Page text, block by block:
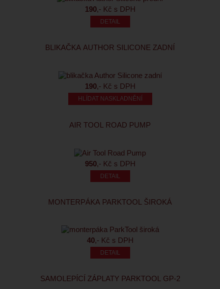
190,- Kč s DPH
BLIKAČKA AUTHOR SILICONE ZADNÍ
190,- Kč s DPH
HLÍDAT NASKLADNĚNÍ
AIR TOOL ROAD PUMP
950,- Kč s DPH
MONTERPÁKA PARKTOOL ŠIROKÁ
40,- Kč s DPH
SAMOLEPÍCÍ ZÁPLATY PARKTOOL GP-2